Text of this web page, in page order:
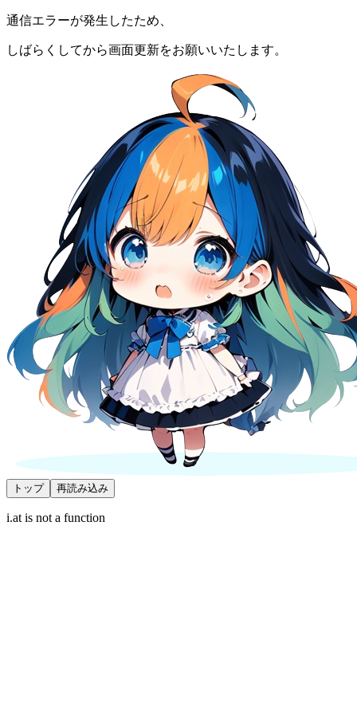
通信エラーが発生したため、
しばらくしてから画面更新をお願いいたします。
トップ 再読み込み
i.at is not a function